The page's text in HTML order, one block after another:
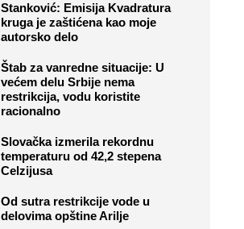
Stanković: Emisija Kvadratura
kruga je zaštićena kao moje
autorsko delo
Štab za vanredne situacije: U
većem delu Srbije nema
restrikcija, vodu koristite
racionalno
Slovačka izmerila rekordnu
temperaturu od 42,2 stepena
Celzijusa
Od sutra restrikcije vode u
delovima opštine Arilje